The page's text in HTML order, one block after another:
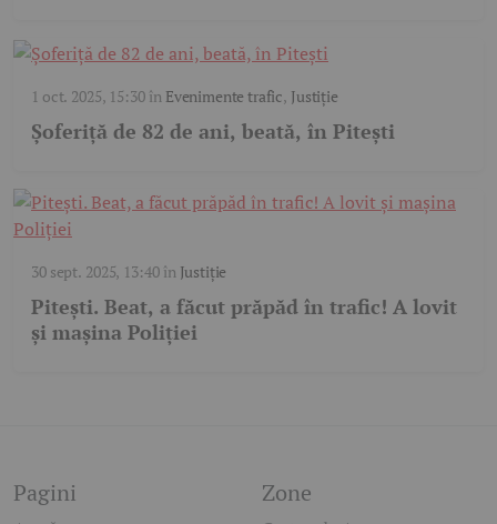
1 oct. 2025, 15:30în Evenimente trafic, Justiție
Șoferiță de 82 de ani, beată, în Pitești
30 sept. 2025, 13:40în Justiție
Pitești. Beat, a făcut prăpăd în trafic! A lovit
și mașina Poliției
Pagini Zone